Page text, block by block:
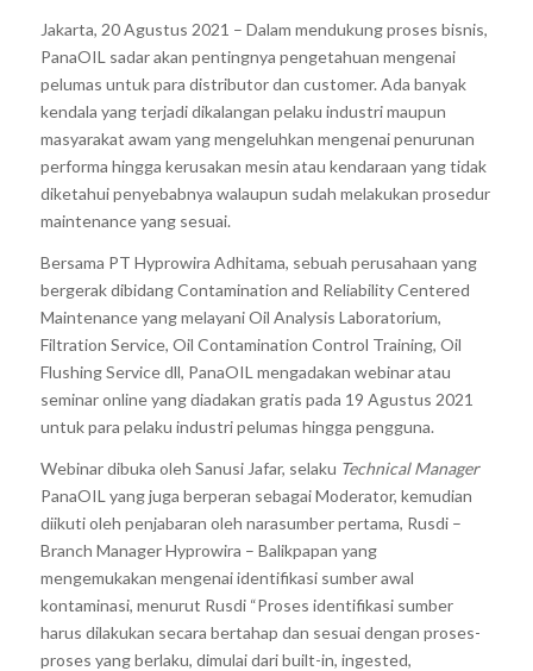
Jakarta, 20 Agustus 2021 – Dalam mendukung proses bisnis,
PanaOIL sadar akan pentingnya pengetahuan mengenai
pelumas untuk para distributor dan customer. Ada banyak
kendala yang terjadi dikalangan pelaku industri maupun
masyarakat awam yang mengeluhkan mengenai penurunan
performa hingga kerusakan mesin atau kendaraan yang tidak
diketahui penyebabnya walaupun sudah melakukan prosedur
maintenance yang sesuai.
Bersama PT Hyprowira Adhitama, sebuah perusahaan yang
bergerak dibidang Contamination and Reliability Centered
Maintenance yang melayani Oil Analysis Laboratorium,
Filtration Service, Oil Contamination Control Training, Oil
Flushing Service dll, PanaOIL mengadakan webinar atau
seminar online yang diadakan gratis pada 19 Agustus 2021
untuk para pelaku industri pelumas hingga pengguna.
Webinar dibuka oleh Sanusi Jafar, selaku Technical Manager
PanaOIL yang juga berperan sebagai Moderator, kemudian
diikuti oleh penjabaran oleh narasumber pertama, Rusdi –
Branch Manager Hyprowira – Balikpapan yang
mengemukakan mengenai identifikasi sumber awal
kontaminasi, menurut Rusdi “Proses identifikasi sumber
harus dilakukan secara bertahap dan sesuai dengan proses-
proses yang berlaku, dimulai dari built-in, ingested,